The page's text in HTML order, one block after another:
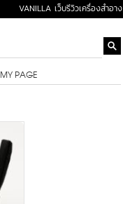
VANILLA เว็บรีวิวเครื่องสำอาง
MY PAGE